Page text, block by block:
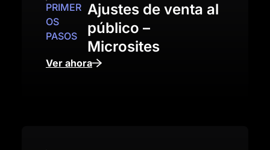
PRIMER
OS
PASOS
Ajustes de venta al
público –
Microsites
Ver ahora